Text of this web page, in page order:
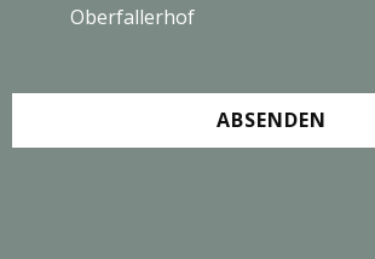
Oberfallerhof
ABSENDEN